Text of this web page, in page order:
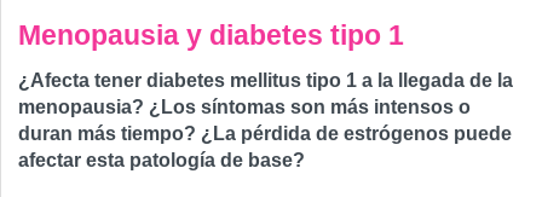
Menopausia y diabetes tipo 1
¿Afecta tener diabetes mellitus tipo 1 a la llegada de la
menopausia? ¿Los síntomas son más intensos o
duran más tiempo? ¿La pérdida de estrógenos puede
afectar esta patología de base?